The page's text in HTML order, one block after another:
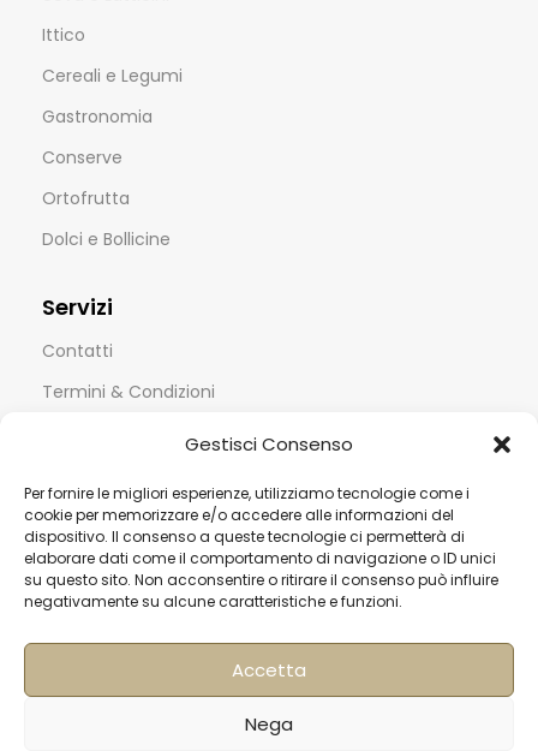
Gestisci Consenso
Per fornire le migliori esperienze, utilizziamo tecnologie come i
cookie per memorizzare e/o accedere alle informazioni del
dispositivo. Il consenso a queste tecnologie ci permetterà di
elaborare dati come il comportamento di navigazione o ID unici
su questo sito. Non acconsentire o ritirare il consenso può influire
negativamente su alcune caratteristiche e funzioni.
Accetta
Nega
Ittico
Cereali e Legumi
Gastronomia
Conserve
Ortofrutta
Dolci e Bollicine
Servizi
Contatti
Termini & Condizioni
Privacy & Cookie Policy
Informativa Newsletter
Iscriviti alla Newsletter
[mailup_form]